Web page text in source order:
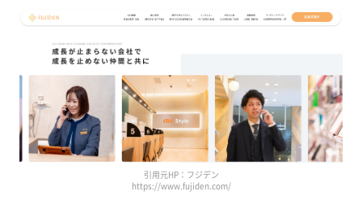
引用元HP：フジデン
https://www.fujiden.com/